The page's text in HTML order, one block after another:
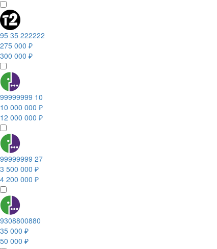
95 35 222222
275 000 ₽
300 000 ₽
99999999 10
10 000 000 ₽
12 000 000 ₽
99999999 27
3 500 000 ₽
4 200 000 ₽
9308800880
35 000 ₽
50 000 ₽